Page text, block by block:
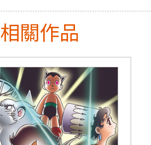
相關作品